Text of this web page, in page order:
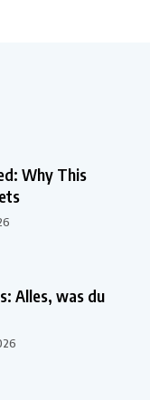
Why This
Alles, was du